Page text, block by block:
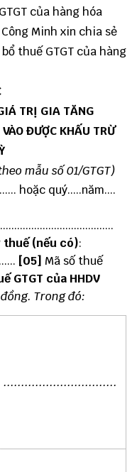
của hàng hóa
Công Minh xin chia sẻ
thuế GTGT của hàng
TRỊ GIA TĂNG
ĐƯỢC KHẤU TRỪ
mẫu số 01/GTGT)
hoặc quý.....năm....
thuế (nếu có):
[05] Mã số thuế
GTGT của HHDV
đồng. Trong đó:
................................